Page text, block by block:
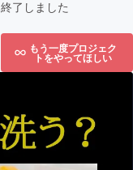
終了しました
もう一度プロジェク
トをやってほしい